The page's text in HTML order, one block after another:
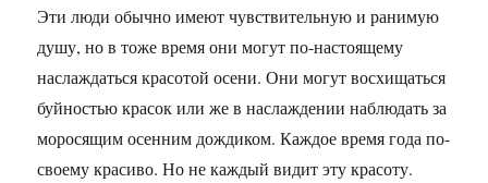
Эти люди обычно имеют чувствительную и ранимую
душу, но в тоже время они могут по-настоящему
наслаждаться красотой осени. Они могут восхищаться
буйностью красок или же в наслаждении наблюдать за
моросящим осенним дождиком. Каждое время года по-
своему красиво. Но не каждый видит эту красоту.